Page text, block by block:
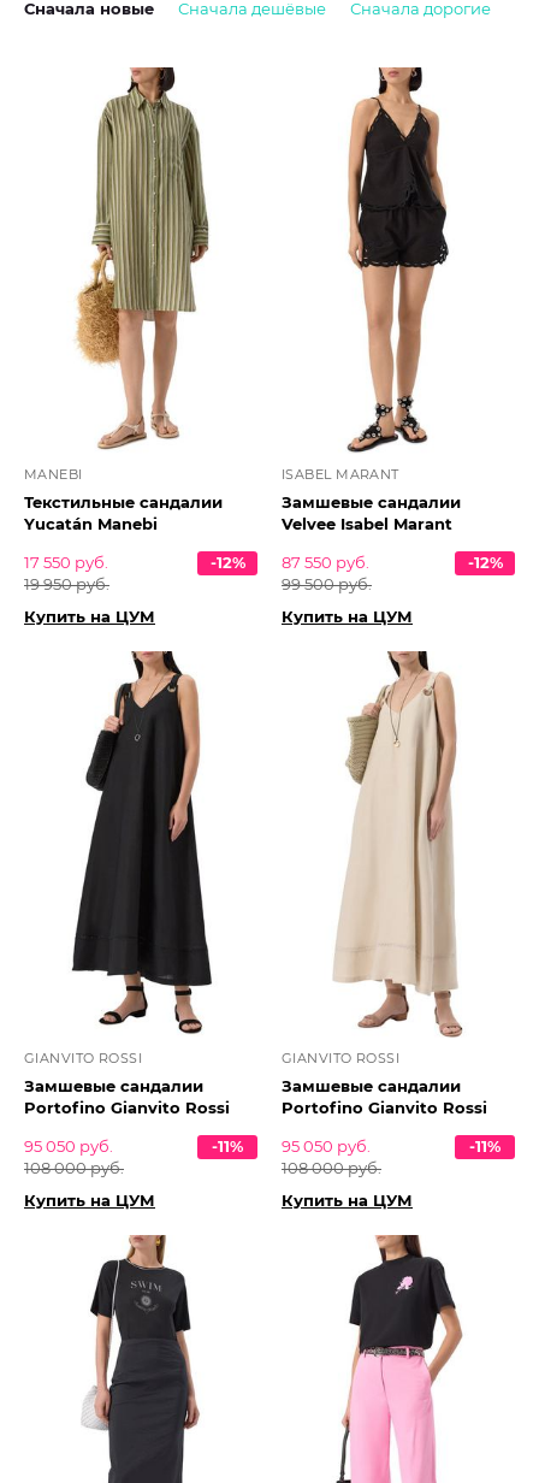
Сначала новые Сначала дешёвые Сначала дорогие
MANEBI
Текстильные сандалии
Yucatán Manebi
17 550 руб.
19 950 руб.
-12%
Купить на ЦУМ
ISABEL MARANT
Замшевые сандалии
Velvee Isabel Marant
87 550 руб.
99 500 руб.
-12%
Купить на ЦУМ
GIANVITO ROSSI
Замшевые сандалии
Portofino Gianvito Rossi
95 050 руб.
108 000 руб.
-11%
Купить на ЦУМ
GIANVITO ROSSI
Замшевые сандалии
Portofino Gianvito Rossi
95 050 руб.
108 000 руб.
-11%
Купить на ЦУМ